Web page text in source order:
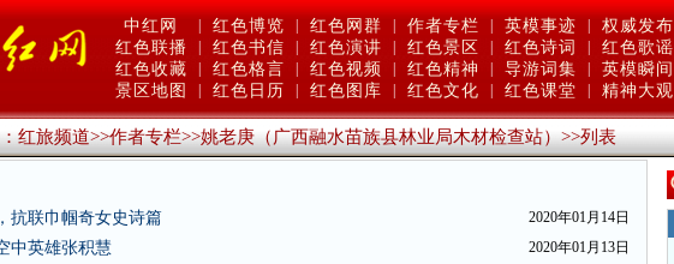
中红网 红色博览 红色网群 作者专栏 英模事迹 权威发布
红色联播
红色书信 红色演讲 红色景区 红色诗词 红色歌谣
红色收藏
红色格言 红色视频 红色精神 导游词集 英模瞬间
景区地图
红色日历 红色图库 红色文化 红色课堂 精神大观
红旅频道>>作者专栏>>姚老庚（广西融水苗族县林业局木材检查站）>>列表
抗联巾帼奇女史诗篇
2020年01月14日
中英雄张积慧
2020年01月13日